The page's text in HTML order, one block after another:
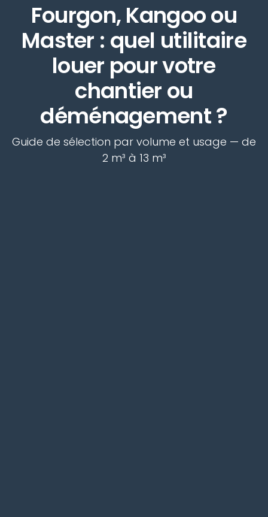
Fourgon, Kangoo ou
Master : quel utilitaire
louer pour votre
chantier ou
déménagement ?
Guide de sélection par volume et usage — de
2 m³ à 13 m³